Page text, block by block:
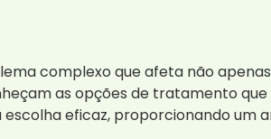
complexo que afeta não
as opções de tratamento
escolha eficaz, proporcionando